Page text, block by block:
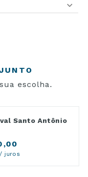
escolha.
Santo Antônio
juros